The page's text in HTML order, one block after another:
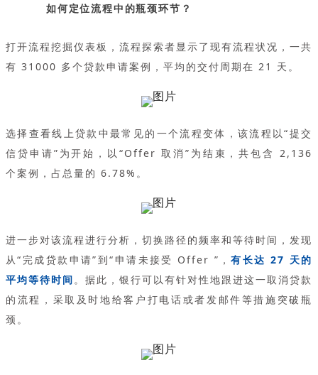
如何定位流程中的瓶颈环节？
打开流程挖掘仪表板，流程探索者显示了现有流程状况，一共
有 31000 多个贷款申请案例，平均的交付周期在 21 天。
选择查看线上贷款中最常见的一个流程变体，该流程以“提交
信贷申请”为开始，以“Offer 取消”为结束，共包含 2,136
个案例，占总量的 6.78%。
进一步对该流程进行分析，切换路径的频率和等待时间，发现
从“完成贷款申请”到“申请未接受 Offer ”，有长达 27 天的
平均等待时间。据此，银行可以有针对性地跟进这一取消贷款
的流程，采取及时地给客户打电话或者发邮件等措施突破瓶
颈。